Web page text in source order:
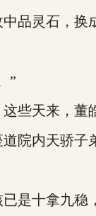
灵石，换
”
天来，董
院内天骄子
十拿九稳